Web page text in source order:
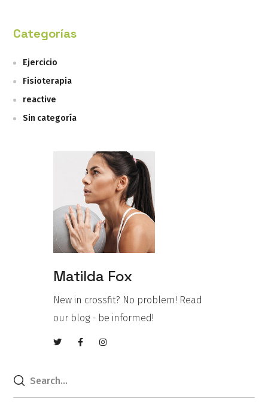
Categorías
Ejercicio
Fisioterapia
reactive
Sin categoría
Matilda Fox
New in crossfit? No problem! Read
our blog - be informed!